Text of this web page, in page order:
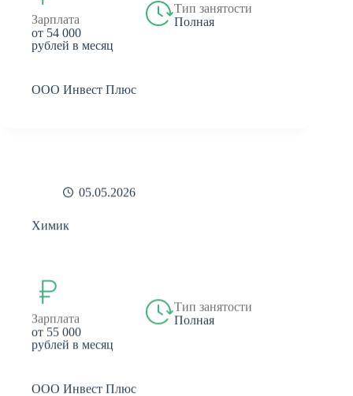
Зарплата
от 54 000
рублей в месяц
Тип занятости
Полная
ООО Инвест Плюс
05.05.2026
Химик
Зарплата
от 55 000
рублей в месяц
Тип занятости
Полная
ООО Инвест Плюс